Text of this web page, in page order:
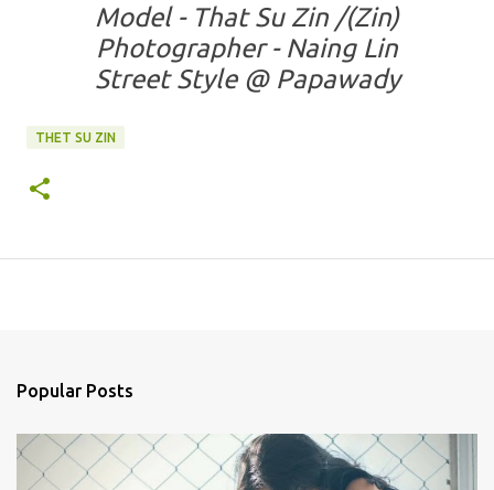
Model - That Su Zin /(Zin)
Photographer - Naing Lin
Street Style @ Papawady
THET SU ZIN
Popular Posts